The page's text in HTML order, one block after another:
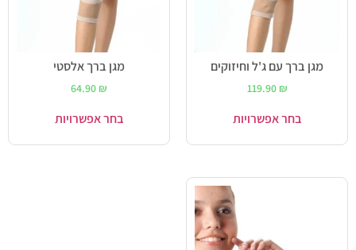
מגן ברך עם ג'ל וחיזוקים
119.90 ₪
בחר אפשרויות
מגן ברך אלסטי
64.90 ₪
בחר אפשרויות